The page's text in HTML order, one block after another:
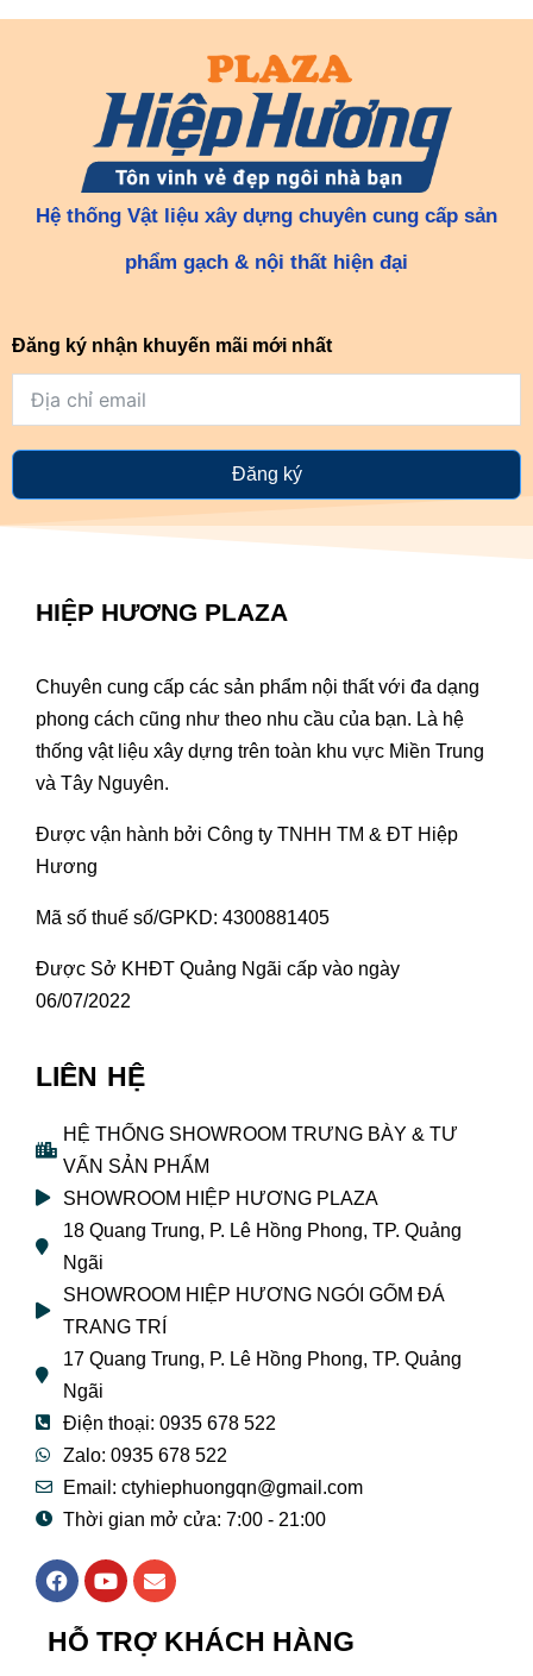
Hệ thống Vật liệu xây dựng chuyên cung cấp sản
phẩm gạch & nội thất hiện đại
Đăng ký nhận khuyến mãi mới nhất
Đăng ký
HIỆP HƯƠNG PLAZA
Chuyên cung cấp các sản phẩm nội thất với đa dạng
phong cách cũng như theo nhu cầu của bạn. Là hệ
thống vật liệu xây dựng trên toàn khu vực Miền Trung
và Tây Nguyên.
Được vận hành bởi Công ty TNHH TM & ĐT Hiệp
Hương
Mã số thuế số/GPKD: 4300881405
Được Sở KHĐT Quảng Ngãi cấp vào ngày
06/07/2022
LIÊN HỆ
HỆ THỐNG SHOWROOM TRƯNG BÀY & TƯ
VẤN SẢN PHẨM
SHOWROOM HIỆP HƯƠNG PLAZA
18 Quang Trung, P. Lê Hồng Phong, TP. Quảng
Ngãi
SHOWROOM HIỆP HƯƠNG NGÓI GỐM ĐÁ
TRANG TRÍ
17 Quang Trung, P. Lê Hồng Phong, TP. Quảng
Ngãi
Điện thoại: 0935 678 522
Zalo: 0935 678 522
Email: ctyhiephuongqn@gmail.com
Thời gian mở cửa: 7:00 - 21:00
F
a
e
b
Y
o
t
u
E
n
e
l
HỖ TRỢ KHÁCH HÀNG